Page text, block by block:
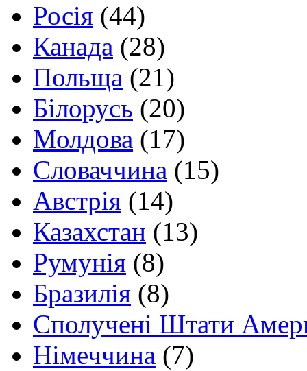
Росія (44)
Канада (28)
Польща (21)
Білорусь (20)
Молдова (17)
Словаччина (15)
Австрія (14)
Казахстан (13)
Румунія (8)
Бразилія (8)
Сполучені Штати
Німеччина (7)